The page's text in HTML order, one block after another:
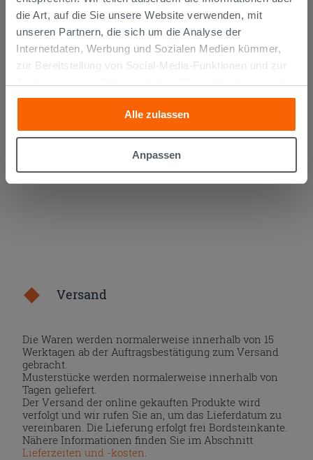
die Art, auf die Sie unsere Website verwenden, mit
unseren Partnern, die sich um die Analyse der
Internetdaten, Werbung und Sozialen Medien kümmer,
zur Bereitstellung von Social-Media-Funktionen und zur
anderen Informationen, die Sie ihnen geliefert haben oder
die sie aufgrund Ihrer Verwendung ihrer Dienste
gesammelt haben, kombinieren. Falls Sie mehr wissen
möchten oder Ihre Zustimmung zu allen oder einigen
Zustimmung kann durch Klicken auf die Schaltfläche
Alle zulassen
Anpassen
SCHALLSCHUTZ OTVAL FÜR
WANDBUNDIGE SANITÄRE
/STK.
IN DEN WARENKORB LEGEN
Versand
Die Waren werden normalerweise innerhalb von 15
Werktagen ab der Auftragsbestätigung zum Versand
gebracht.
Musterstücke werden normalerweise innerhalb von
Tagen geliefert.
Der Versand der online gekauften Produkte wird
verfolgt und wir rufen Sie an, um das Lieferdatum zu
vereinbaren. Die Lieferung erfolgt frei Bordsteinkante.
Nähere Informationen finden Sie im Abschnitt
Lieferzeiten und -kosten